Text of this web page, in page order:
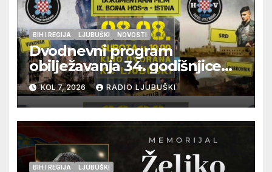
BIH I REGIJA LJUBUŠKI NOVOSTI
Dvodnevni program
obilježavanja 34. godišnjice
pogibije generala Blaža
Kraljevića i osmorice
pripadnika HOS-a
KOL 7, 2026 RADIO LJUBUŠKI
BIH I REGIJA LJUBUŠKI